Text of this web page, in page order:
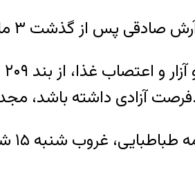
فرصت آزادی داشته باشد، مجددا بازداشت و به بند دو- الف سپاه منتقل شد.